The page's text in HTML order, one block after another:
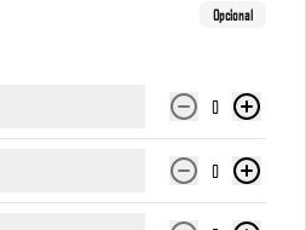
*Nuestros precios están expresados en soles e incluyen
Opcional
0
0